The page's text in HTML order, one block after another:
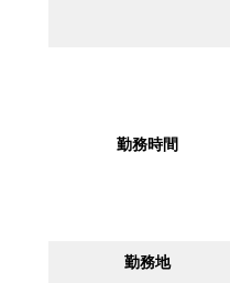
勤務時間
勤務地